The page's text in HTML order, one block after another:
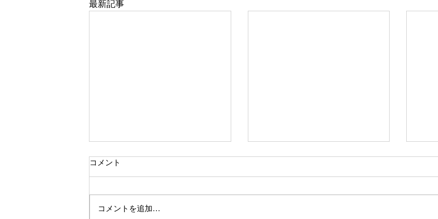
最新記事
コメント
コメントを追加…